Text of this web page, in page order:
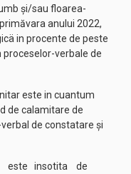
și/sau floarea-
anului 2022,
in procente de peste
proceselor-verbale de
este in cuantum
de calamitare de
de constatare și
este insotita de